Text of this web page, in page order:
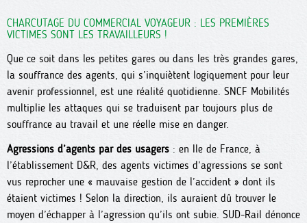
CHARCUTAGE DU COMMERCIAL VOYAGEUR : LES PREMIÈRES
VICTIMES SONT LES TRAVAILLEURS !
Que ce soit dans les petites gares ou dans les très grandes gares,
la souffrance des agents, qui s’inquiètent logiquement pour leur
avenir professionnel, est une réalité quotidienne. SNCF Mobilités
multiplie les attaques qui se traduisent par toujours plus de
souffrance au travail et une réelle mise en danger.
Agressions d’agents par des usagers : en Ile de France, à
l’établissement D&R, des agents victimes d’agressions se sont
vus reprocher une « mauvaise gestion de l’accident » dont ils
étaient victimes ! Selon la direction, ils auraient dû trouver le
moyen d’échapper à l’agression qu’ils ont subie. SUD-Rail dénonce